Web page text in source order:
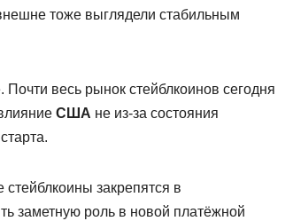
тоже выглядели стабильным
весь рынок стейблкоинов сегодня
США не из-за состояния
закрепятся в
заметную роль в новой платёжной